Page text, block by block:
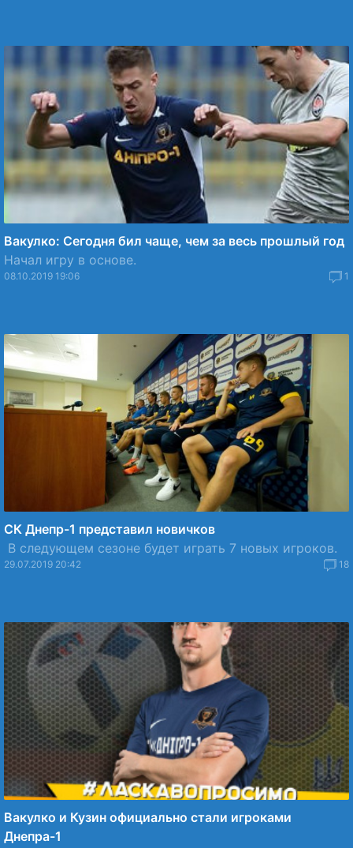
Вакулко: Сегодня бил чаще, чем за весь прошлый год
Начал игру в основе.
08.10.2019 19:06 1
СК Днепр-1 представил новичков
В следующем сезоне будет играть 7 новых игроков.
29.07.2019 20:42 18
Вакулко и Кузин официально стали игроками
Днепра-1